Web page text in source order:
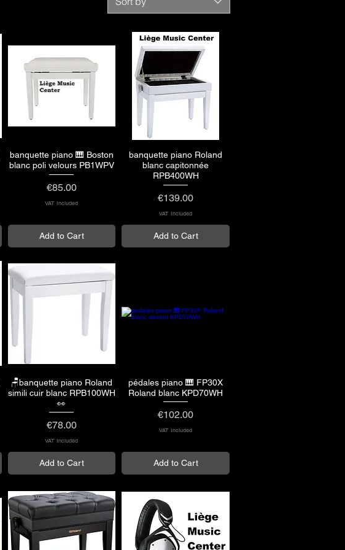
Quick View
banquette piano 🎹 Boston
blanc poli velours PB1WPV
Price
€85.00
VAT Included
Add to Cart
Quick View
banquette piano Roland
blanc capitonnée
RPB400WH
Price
€139.00
VAT Included
Add to Cart
Quick View
🪑banquette piano Roland
simili cuir blanc RPB100WH
👀
Price
€78.00
VAT Included
Add to Cart
Quick View
pédales piano 🎹 FP30X
Roland blanc KPD70WH
Price
€102.00
VAT Included
Add to Cart